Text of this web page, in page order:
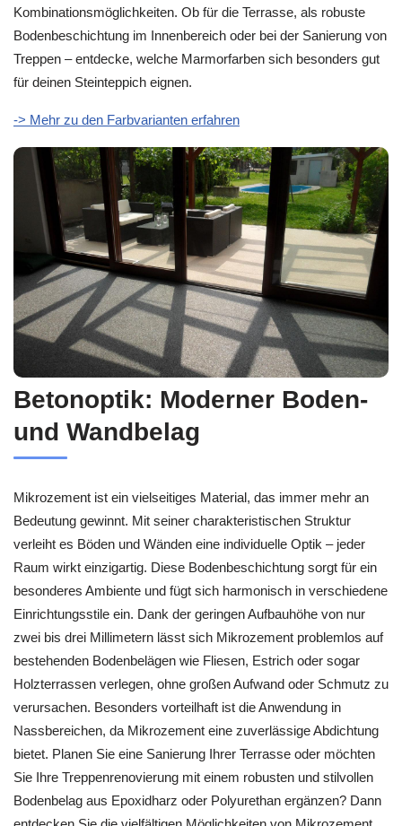
Kombinationsmöglichkeiten. Ob für die Terrasse, als robuste
Bodenbeschichtung im Innenbereich oder bei der Sanierung von
Treppen – entdecke, welche Marmorfarben sich besonders gut
für deinen Steinteppich eignen.
-> Mehr zu den Farbvarianten erfahren
Betonoptik: Moderner Boden-
und Wandbelag
Mikrozement ist ein vielseitiges Material, das immer mehr an
Bedeutung gewinnt. Mit seiner charakteristischen Struktur
verleiht es Böden und Wänden eine individuelle Optik – jeder
Raum wirkt einzigartig. Diese Bodenbeschichtung sorgt für ein
besonderes Ambiente und fügt sich harmonisch in verschiedene
Einrichtungsstile ein. Dank der geringen Aufbauhöhe von nur
zwei bis drei Millimetern lässt sich Mikrozement problemlos auf
bestehenden Bodenbelägen wie Fliesen, Estrich oder sogar
Holzterrassen verlegen, ohne großen Aufwand oder Schmutz zu
verursachen. Besonders vorteilhaft ist die Anwendung in
Nassbereichen, da Mikrozement eine zuverlässige Abdichtung
bietet. Planen Sie eine Sanierung Ihrer Terrasse oder möchten
Sie Ihre Treppenrenovierung mit einem robusten und stilvollen
Bodenbelag aus Epoxidharz oder Polyurethan ergänzen? Dann